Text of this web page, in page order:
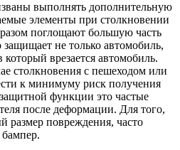
выполнять дополнительную
элементы при столкновении
поглощают большую часть
не только автомобиль,
врезается автомобиль.
столкновения с пешеходом или
к минимуму риск получения
функции это частые
после деформации. Для того,
размер повреждения, часто